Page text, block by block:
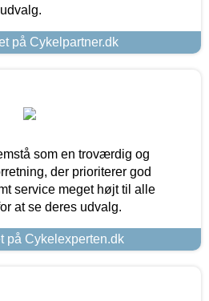
på Cykelpartner.dk
som en troværdig og
der prioriterer god
service meget højt til alle
at se deres udvalg.
på Cykelexperten.dk